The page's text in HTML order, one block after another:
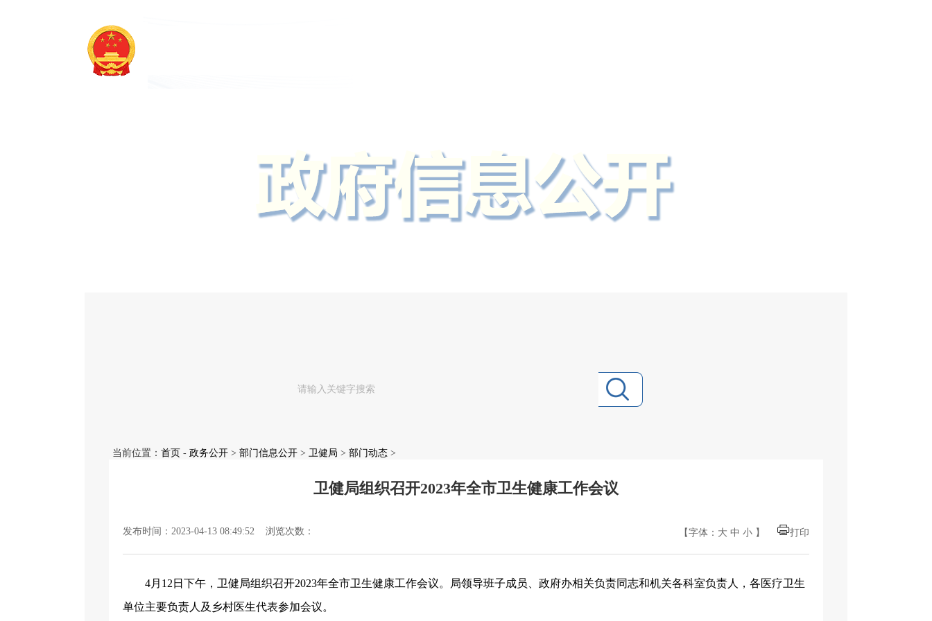
当前位置： 首页 - 政务公开 > 部门信息公开 > 卫健局 > 部门动态 >
卫健局组织召开2023年全市卫生健康工作会议
发布时间：2023-04-13 08:49:52 浏览次数： 【字体： 大 中 小 】 打印
4月12日下午，卫健局组织召开2023年全市卫生健康工作会议。局领导班子成员、政府办相关负责同志和机关各科室负责人，各医疗卫生
单位主要负责人及乡村医生代表参加会议。